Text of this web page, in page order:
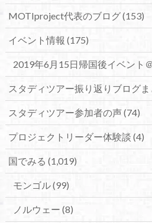
MOTIproject代表のブログ(153)
イベント情報 (175)
2019年6月15日帰国後イベント
スタディツアー振り返りブログま
スタディツアー参加者の声(74)
プロジェクトリーダー体験談 (4)
国でみる (1,019)
モンゴル(99)
ノルウェー (8)